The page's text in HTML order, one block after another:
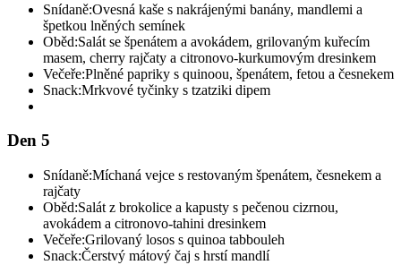
Snídaně:Ovesná kaše s nakrájenými banány, mandlemi a
špetkou lněných semínek
Oběd:Salát se špenátem a avokádem, grilovaným kuřecím
masem, cherry rajčaty a citronovo-kurkumovým dresinkem
Večeře:Plněné papriky s quinoou, špenátem, fetou a česnekem
Snack:Mrkvové tyčinky s tzatziki dipem
Den 5
Snídaně:Míchaná vejce s restovaným špenátem, česnekem a
rajčaty
Oběd:Salát z brokolice a kapusty s pečenou cizrnou,
avokádem a citronovo-tahini dresinkem
Večeře:Grilovaný losos s quinoa tabbouleh
Snack:Čerstvý mátový čaj s hrstí mandlí